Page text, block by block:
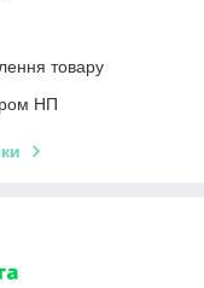
товару
НП